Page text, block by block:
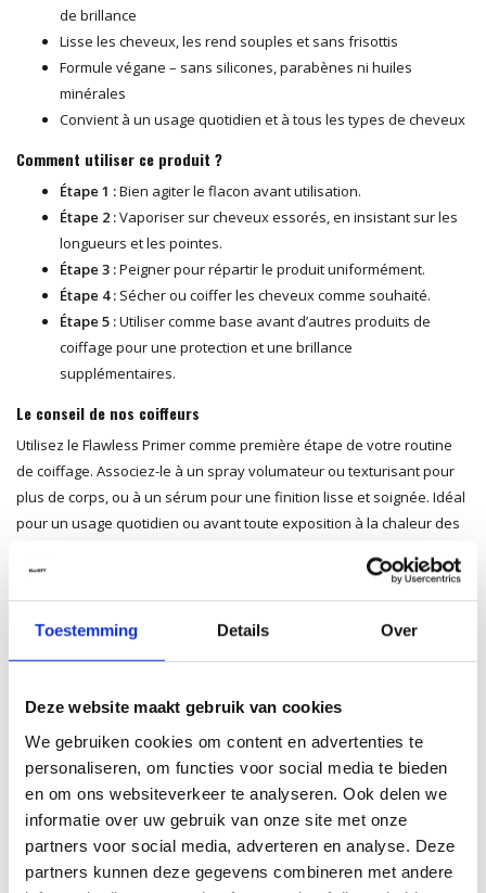
Toestemming Details Over
Deze website maakt gebruik van cookies
We gebruiken cookies om content en advertenties te
personaliseren, om functies voor social media te bieden
en om ons websiteverkeer te analyseren. Ook delen we
informatie over uw gebruik van onze site met onze
partners voor social media, adverteren en analyse. Deze
partners kunnen deze gegevens combineren met andere
de brillance
Lisse les cheveux, les rend souples et sans frisottis
Formule végane – sans silicones, parabènes ni huiles
minérales
Convient à un usage quotidien et à tous les types de cheveux
Comment utiliser ce produit ?
Étape 1 :Bien agiter le flacon avant utilisation.
Étape 2 :Vaporiser sur cheveux essorés, en insistant sur les
longueurs et les pointes.
Étape 3 :Peigner pour répartir le produit uniformément.
Étape 4 : Sécher ou coiffer les cheveux comme souhaité.
Étape 5 :Utiliser comme base avant d’autres produits de
coiffage pour une protection et une brillance
supplémentaires.
Le conseil de nos coiffeurs
Utilisez le Flawless Primer comme première étape de votre routine
de coiffage. Associez-le à un spray volumateur ou texturisant pour
plus de corps, ou à un sérum pour une finition lisse et soignée. Idéal
pour un usage quotidien ou avant toute exposition à la chaleur des
Aqua (Water, Eau), PEG-40 Hydrogenated Castor Oil, Glycerin, Cocos
Nucifera (Coconut) Oil, Simmondsia Chinensis (Jojoba) Seed Oil, Citric
Limonene, Parfum (Fragrance).*
*Les ingrédients et l’emballage peuvent être modifiés. Veuillez
toujours consulter l’étiquette du produit pour les informations les plus
récentes.
Valeur du pH
4,0 – 4,5